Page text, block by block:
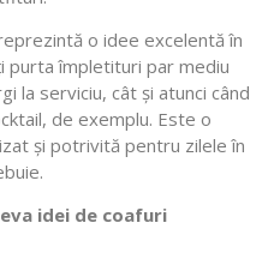
o idee excelentă în
purta împletituri par mediu
la serviciu, cât și atunci când
de exemplu. Este o
și potrivită pentru zilele în
idei de coafuri